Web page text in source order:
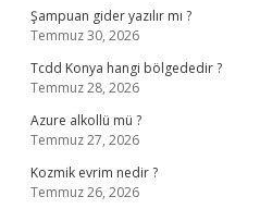
Şampuan gider yazılır mı ?
Temmuz 30, 2026
Tcdd Konya hangi bölgededir ?
Temmuz 28, 2026
Azure alkollü mü ?
Temmuz 27, 2026
Kozmik evrim nedir ?
Temmuz 26, 2026